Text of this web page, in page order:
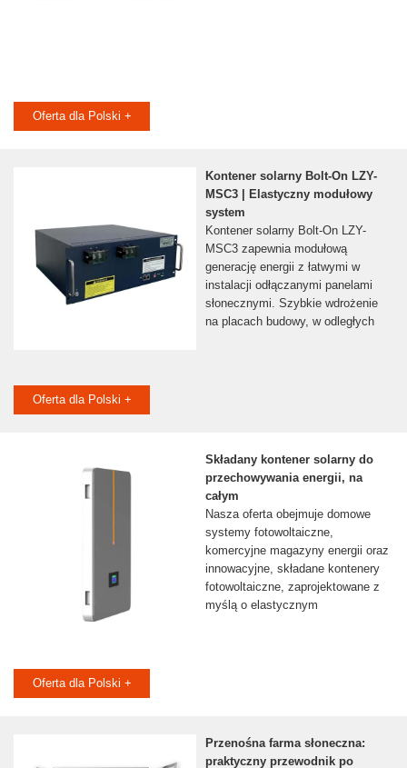
Oferta dla Polski +
Kontener solarny Bolt-On LZY-
MSC3 | Elastyczny modułowy
system
Kontener solarny Bolt-On LZY-
MSC3 zapewnia modułową
generację energii z łatwymi w
instalacji odłączanymi panelami
słonecznymi. Szybkie wdrożenie
na placach budowy, w odległych
Oferta dla Polski +
Składany kontener solarny do
przechowywania energii, na
całym
Nasza oferta obejmuje domowe
systemy fotowoltaiczne,
komercyjne magazyny energii oraz
innowacyjne, składane kontenery
fotowoltaiczne, zaprojektowane z
myślą o elastycznym
Oferta dla Polski +
Przenośna farma słoneczna:
praktyczny przewodnik po